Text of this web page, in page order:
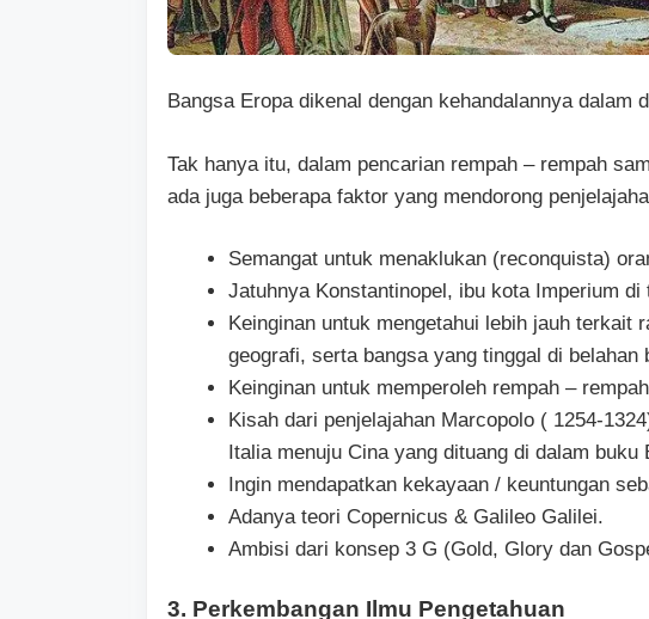
Bangsa Eropa dikenal dengan kehandalannya dalam
Tak hanya itu, dalam pencarian rempah – rempah
ada juga beberapa faktor yang mendorong
Semangat untuk menaklukan (reconquista)
Jatuhnya Konstantinopel, ibu kota Imperium
Keinginan untuk mengetahui lebih jauh terkait
geografi, serta bangsa yang tinggal di belahan
Keinginan untuk memperoleh rempah –
Kisah dari penjelajahan Marcopolo ( 1254-
Italia menuju Cina yang dituang di dalam
Ingin mendapatkan kekayaan / keuntungan
Adanya teori Copernicus & Galileo Galilei.
Ambisi dari konsep 3 G (Gold, Glory dan
3. Perkembangan Ilmu Pengetahuan